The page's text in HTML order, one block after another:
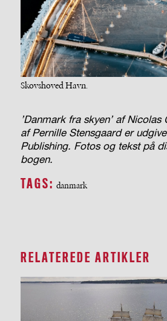
Skovshoved Havn.
’Danmark fra skyen’ af
af Pernille Stensgaard er
Publishing. Fotos og tekst på
bogen.
TAGS: danmark
RELATEREDE ARTIKLER